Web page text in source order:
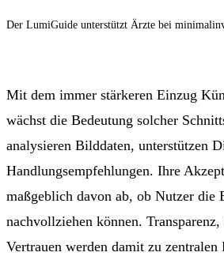
Der LumiGuide unterstützt Ärzte bei
Mit dem immer stärkeren Einzug
wächst die Bedeutung solcher
analysieren Bilddaten, unterstützen
Handlungsempfehlungen. Ihre
maßgeblich davon ab, ob Nutzer die
nachvollziehen können.
Vertrauen werden damit zu zentralen